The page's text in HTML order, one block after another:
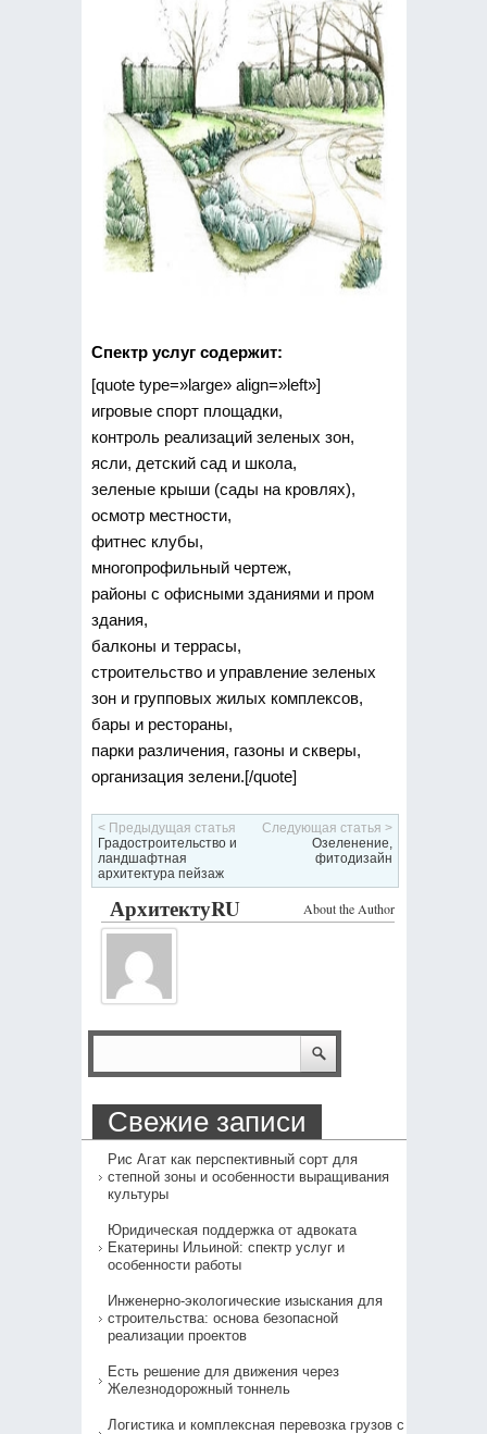
Спектр услуг содержит:
[quote type=»large» align=»left»]
игровые спорт площадки,
контроль реализаций зеленых зон,
ясли, детский сад и школа,
зеленые крыши (сады на кровлях),
осмотр местности,
фитнес клубы,
многопрофильный чертеж,
районы с офисными зданиями и пром
здания,
балконы и террасы,
строительство и управление зеленых
зон и групповых жилых комплексов,
бары и рестораны,
парки различения, газоны и скверы,
организация зелени.[/quote]
< Предыдущая статья
Градостроительство и
ландшафтная
архитектура пейзаж
Следующая статья >
Озеленение,
фитодизайн
About the Author
АрхитектуRU
Свежие записи
Рис Агат как перспективный сорт для
степной зоны и особенности выращивания
культуры
Юридическая поддержка от адвоката
Екатерины Ильиной: спектр услуг и
особенности работы
Инженерно-экологические изыскания для
строительства: основа безопасной
реализации проектов
Есть решение для движения через
Железнодорожный тоннель
Логистика и комплексная перевозка грузов с